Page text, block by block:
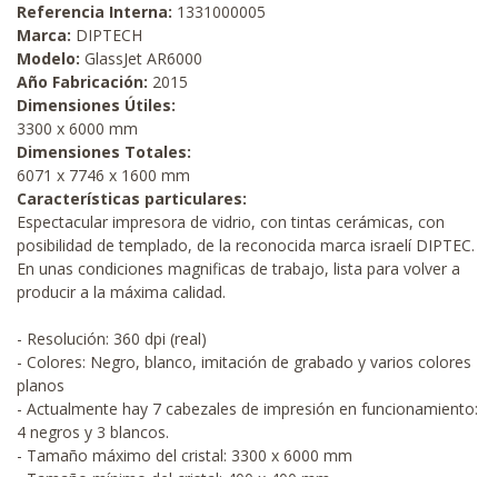
Referencia Interna: 1331000005
Marca: DIPTECH
Modelo: GlassJet AR6000
Año Fabricación: 2015
Dimensiones Útiles:
3300 x 6000 mm
Dimensiones Totales:
6071 x 7746 x 1600 mm
Características particulares:
Espectacular impresora de vidrio, con tintas cerámicas, con
posibilidad de templado, de la reconocida marca israelí DIPTEC.
En unas condiciones magnificas de trabajo, lista para volver a
producir a la máxima calidad.
- Resolución: 360 dpi (real)
- Colores: Negro, blanco, imitación de grabado y varios colores
planos
- Actualmente hay 7 cabezales de impresión en funcionamiento:
4 negros y 3 blancos.
- Tamaño máximo del cristal: 3300 x 6000 mm